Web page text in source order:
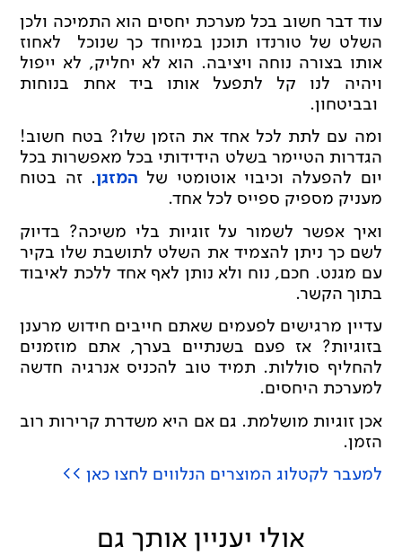
עוד דבר חשוב בכל מערכת יחסים הוא התמיכה ולכן
השלט של טורנדו תוכנן במיוחד כך שנוכל לאחוז
אותו בצורה נוחה ויציבה. הוא לא יחליק, לא ייפול
ויהיה לנו קל לתפעל אותו ביד אחת בנוחות
ובביטחון.
ומה עם לתת לכל אחד את הזמן שלו? בטח חשוב!
הגדרות הטיימר בשלט הידידותי בכל מאפשרות בכל
יום להפעלה וכיבוי אוטומטי של המזגן. זה בטוח
מעניק מספיק ספייס לכל אחד.
ואיך אפשר לשמור על זוגיות בלי משיכה? בדיוק
לשם כך ניתן להצמיד את השלט לתושבת שלו בקיר
עם מגנט. חכם, נוח ולא נותן לאף אחד ללכת לאיבוד
בתוך הקשר.
עדיין מרגישים לפעמים שאתם חייבים חידוש מרענן
בזוגיות? אז פעם בשנתיים בערך, אתם מוזמנים
להחליף סוללות. תמיד טוב להכניס אנרגיה חדשה
למערכת היחסים.
אכן זוגיות מושלמת. גם אם היא משדרת קרירות רוב
הזמן.
למעבר לקטלוג המוצרים הנלווים לחצו כאן >>
אולי יעניין אותך גם